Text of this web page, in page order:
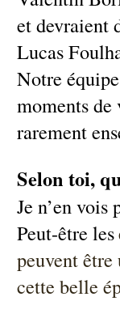
et devraient
Lucas
Notre
moments de
rarement
Selon toi,
Je n’en vois
Peut-être les
peuvent être
cette belle